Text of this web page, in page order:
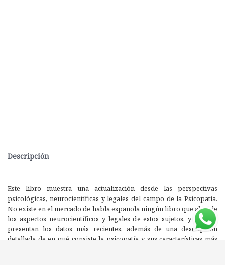
Descripción
Este libro muestra una actualización desde las perspectivas
psicológicas, neurocientíficas y legales del campo de la Psicopatía.
No existe en el mercado de habla española ningún libro que aborde
los aspectos neurocientíficos y legales de estos sujetos, y aquí se
presentan los datos más recientes, además de una descripción
detallada de en qué consiste la psicopatía y sus características más